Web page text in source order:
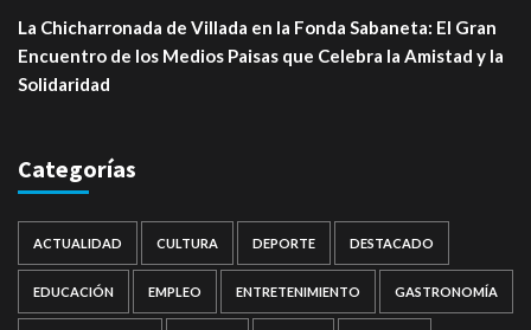
La Chicharronada de Villada en la Fonda Sabaneta: El Gran
Encuentro de los Medios Paisas que Celebra la Amistad y la
Solidaridad
Categorías
ACTUALIDAD CULTURA DEPORTE DESTACADO
EDUCACIÓN EMPLEO ENTRETENIMIENTO GASTRONOMÍA